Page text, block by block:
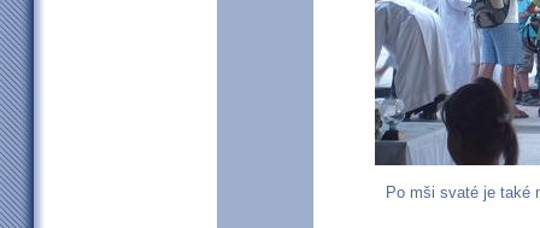
Po mši svaté je také